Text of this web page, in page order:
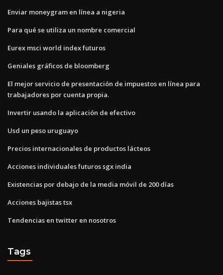
Enviar moneygram en línea a nigeria
Para qué se utiliza un nombre comercial
Eurex msci world index futuros
Geniales gráficos de bloomberg
El mejor servicio de presentación de impuestos en línea para
trabajadores por cuenta propia.
Invertir usando la aplicación de efectivo
Usd un peso uruguayo
Precios internacionales de productos lácteos
Acciones individuales futuros sgx india
Existencias por debajo de la media móvil de 200 días
Acciones bajistas tsx
Tendencias en twitter en nosotros
Tags